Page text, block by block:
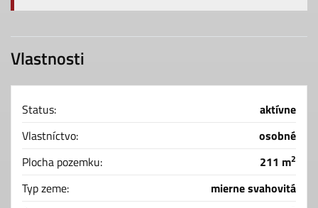
Vlastnosti
Status:
aktívne
Vlastníctvo:
osobné
Plocha pozemku:
211 m2
Typ zeme:
mierne svahovitá